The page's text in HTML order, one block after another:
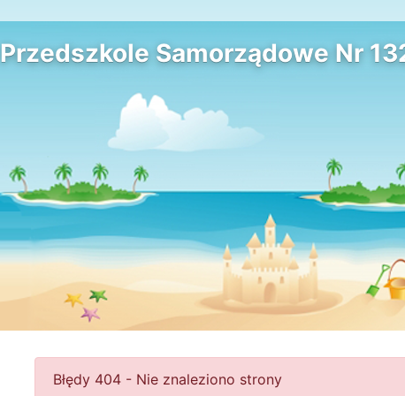
Przedszkole Samorządowe Nr
Błędy 404 - Nie znaleziono strony